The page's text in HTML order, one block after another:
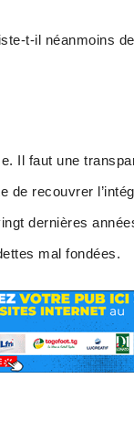
t-il néanmoins
Il faut une
recouvrer
dernières
mal fondées.